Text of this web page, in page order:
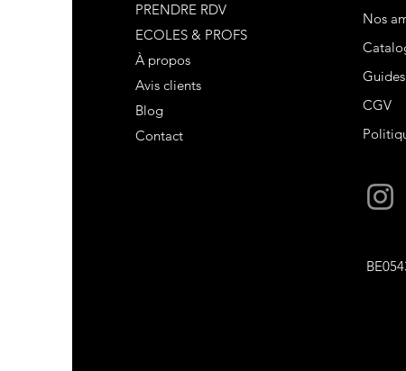
PRENDRE RDV
ECOLES & PROFS
À propos
Avis clients
Blog
Contact
Nos
Guides
CGV